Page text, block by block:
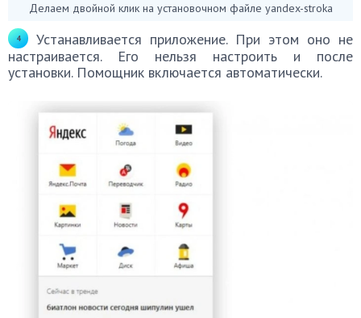
Делаем двойной клик на установочном файле yandex-stroka
Устанавливается приложение. При этом оно не
настраивается. Его нельзя настроить и после
установки. Помощник включается автоматически.